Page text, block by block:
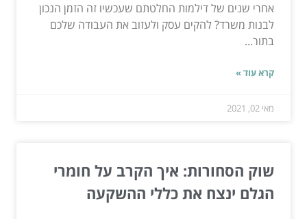
אחרי שנים של דילמות החלטתם שעכשיו זה הזמן הנכון
לבנות משרד? להקים עסק ולעזוב את העבודה שלכם
בתור...
קרא עוד »
מאי 02, 2021
שוק הסחורות: איך הקרב על חומרי
הגלם ינצח את כללי ההשקעה